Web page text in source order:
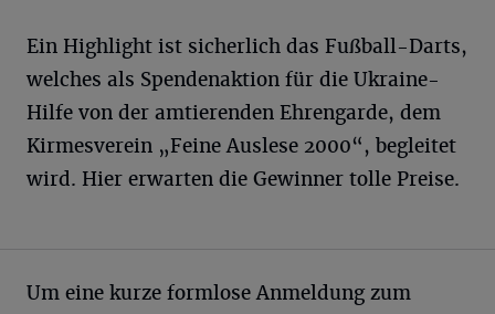
Ein Highlight ist sicherlich das Fußball-Darts,
welches als Spendenaktion für die Ukraine-
Hilfe von der amtierenden Ehrengarde, dem
Kirmesverein „Feine Auslese 2000“, begleitet
wird. Hier erwarten die Gewinner tolle Preise.
Um eine kurze formlose Anmeldung zum